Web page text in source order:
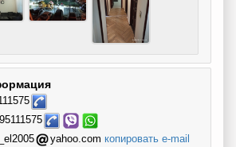
yahoo.com копировать e-mail